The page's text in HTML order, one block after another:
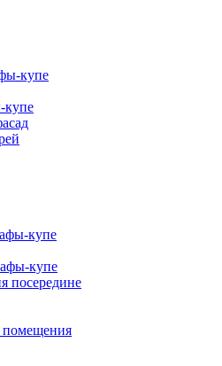
купе
купе
купе
купе
посередине
помещения